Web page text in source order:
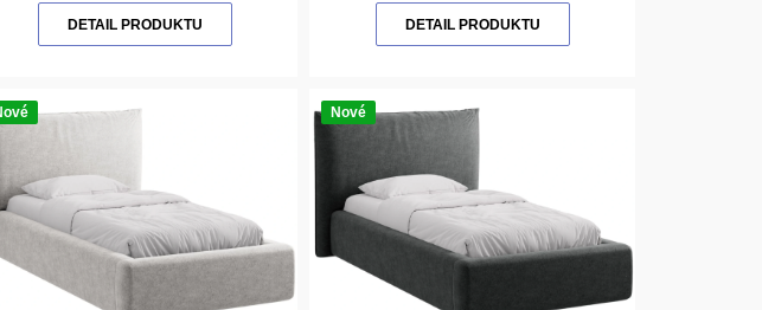
DETAIL PRODUKTU DETAIL PRODUKTU
Nové